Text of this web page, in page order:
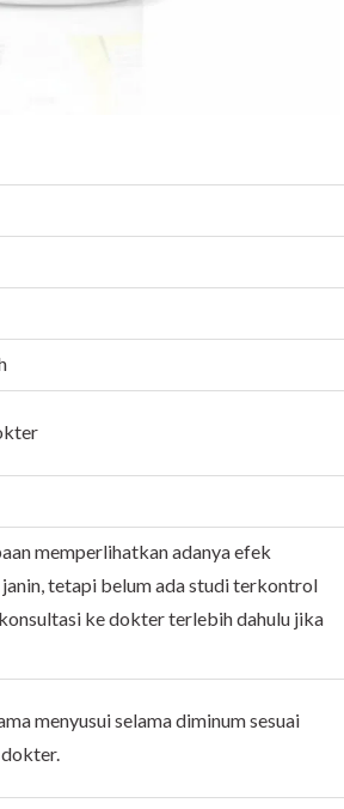
memperlihatkan adanya efek
tetapi belum ada studi terkontrol
ke dokter terlebih dahulu jika
menyusui selama diminum sesuai
dokter.